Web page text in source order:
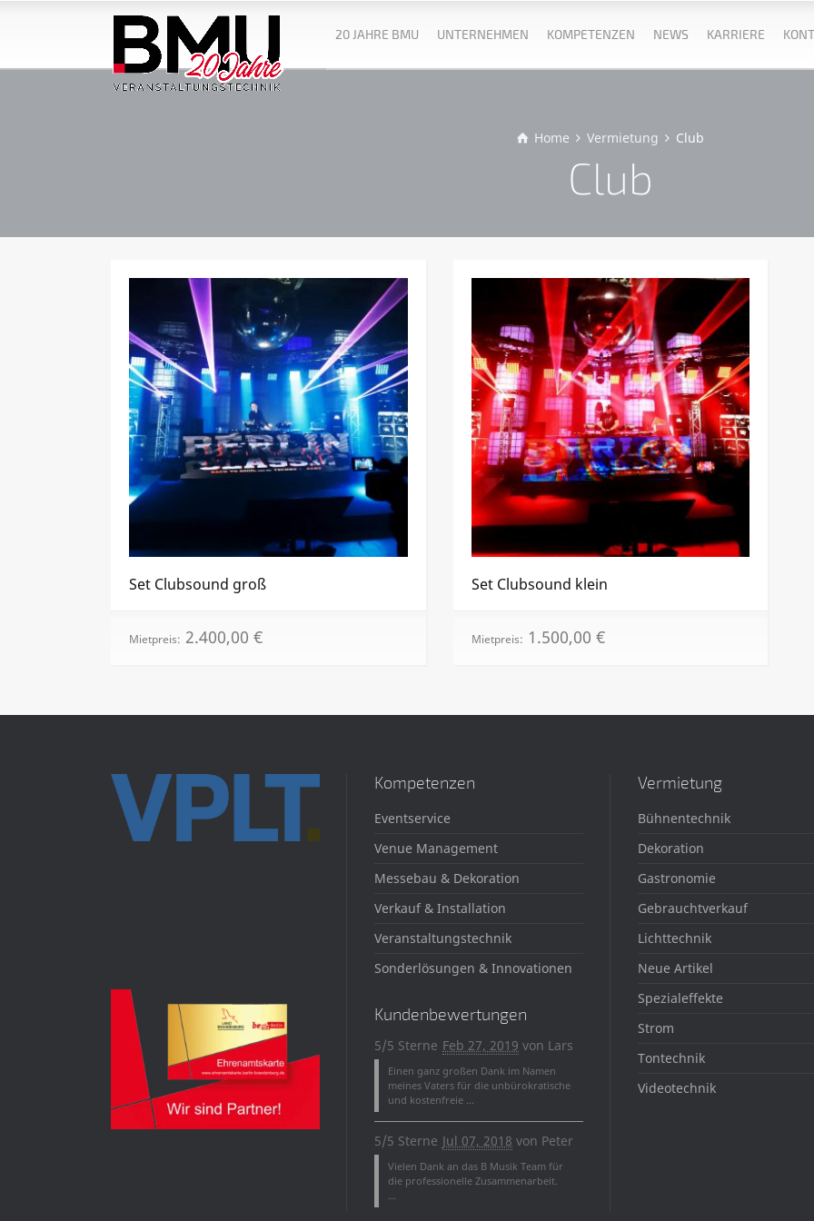
20 JAHRE BMU UNTERNEHMEN KOMPETENZEN NEWS KARRIERE
Home Vermietung Club
Club
Set Clubsound groß
Mietpreis: 2.400,00 €
Set Clubsound klein
Mietpreis: 1.500,00 €
Kompetenzen
Eventservice
Venue Management
Messebau & Dekoration
Verkauf & Installation
Veranstaltungstechnik
Sonderlösungen & Innovationen
Kundenbewertungen
5/5 Sterne Feb 27, 2019 von Lars
Einen ganz großen Dank im Namen
meines Vaters für die unbürokratische
und kostenfreie ...
5/5 Sterne Jul 07, 2018 von Peter
Vielen Dank an das B Musik Team für
die professionelle Zusammenarbeit.
Vermietung
Bühnentechnik
Dekoration
Gastronomie
Gebrauchtverkauf
Lichttechnik
Neue Artikel
Spezialeffekte
Strom
Tontechnik
Videotechnik